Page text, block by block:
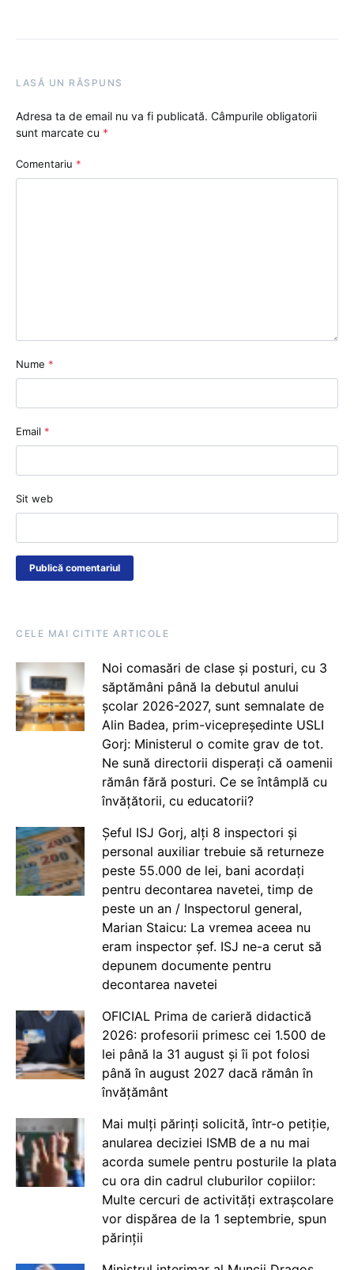
LASĂ UN RĂSPUNS
Adresa ta de email nu va fi publicată. Câmpurile obligatorii
sunt marcate cu *
Comentariu *
Nume *
Email *
Sit web
CELE MAI CITITE ARTICOLE
Noi comasări de clase și posturi, cu 3
săptămâni până la debutul anului
școlar 2026-2027, sunt semnalate de
Alin Badea, prim-vicepreședinte USLI
Gorj: Ministerul o comite grav de tot.
Ne sună directorii disperați că oamenii
rămân fără posturi. Ce se întâmplă cu
învățătorii, cu educatorii?
Șeful ISJ Gorj, alți 8 inspectori și
personal auxiliar trebuie să returneze
peste 55.000 de lei, bani acordați
pentru decontarea navetei, timp de
peste un an / Inspectorul general,
Marian Staicu: La vremea aceea nu
eram inspector șef. ISJ ne-a cerut să
depunem documente pentru
decontarea navetei
OFICIAL Prima de carieră didactică
2026: profesorii primesc cei 1.500 de
lei până la 31 august și îi pot folosi
până în august 2027 dacă rămân în
învățământ
Mai mulți părinți solicită, într-o petiție,
anularea deciziei ISMB de a nu mai
acorda sumele pentru posturile la plata
cu ora din cadrul cluburilor copiilor:
Multe cercuri de activități extrașcolare
vor dispărea de la 1 septembrie, spun
părinții